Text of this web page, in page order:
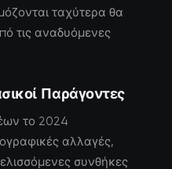
ταχύτερα θα
τις αναδυόμενες
Παράγοντες
το 2024
αλλαγές,
συνθήκες